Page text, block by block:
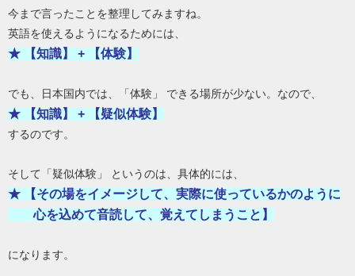
今まで言ったことを整理してみますね。
英語を使えるようになるためには、
★ 【知識】 + 【体験】
でも、日本国内では、「体験」 できる場所が少ない。なので、
★ 【知識】 + 【疑似体験】
するのです。
そして「疑似体験」 というのは、具体的には、
★ 【その場をイメージして、実際に使っているかのように
心を込めて音読して、覚えてしまうこと】
になります。